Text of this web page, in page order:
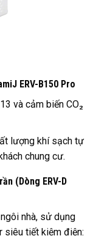
ERV-B150 Pro
và cảm biến CO₂
lượng khí sạch tự
chung cư.
(Dòng ERV-D
nhà, sử dụng
siêu tiết kiệm điện: